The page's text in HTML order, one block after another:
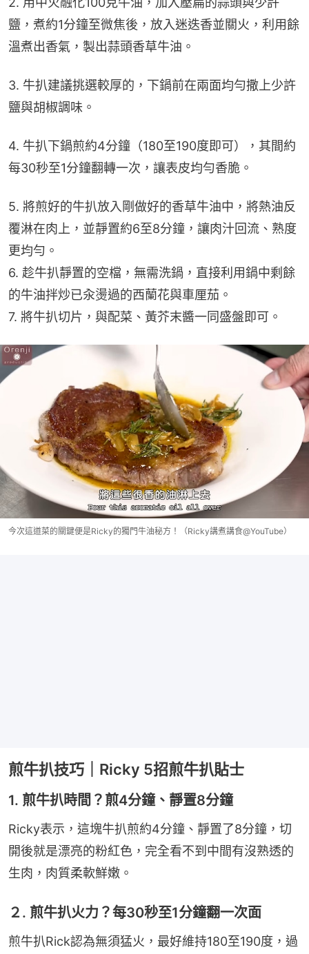
鹽，煮約1分鐘至微焦後，放入迷迭香並關火，利用餘
溫煮出香氣，製出蒜頭香草牛油。
3. 牛扒建議挑選較厚的，下鍋前在兩面均勻撒上少許
鹽與胡椒調味。
4. 牛扒下鍋煎約4分鐘（180至190度即可），其間約
每30秒至1分鐘翻轉一次，讓表皮均勻香脆。
5. 將煎好的牛扒放入剛做好的香草牛油中，將熱油反
覆淋在肉上，並靜置約6至8分鐘，讓肉汁回流、熟度
更均勻。
6. 趁牛扒靜置的空檔，無需洗鍋，直接利用鍋中剩餘
的牛油拌炒已汆燙過的西蘭花與車厘茄。
7. 將牛扒切片，與配菜、黃芥末醬一同盛盤即可。
今次這道菜的關鍵便是Ricky的獨門牛油秘方！（Ricky講煮講食@YouTube）
煎牛扒技巧｜Ricky 5招煎牛扒貼士
1. 煎牛扒時間？煎4分鐘、靜置8分鐘
Ricky表示，這塊牛扒煎約4分鐘、靜置了8分鐘，切
開後就是漂亮的粉紅色，完全看不到中間有沒熟透的
生肉，肉質柔軟鮮嫩。
２. 煎牛扒火力？每30秒至1分鐘翻一次面
煎牛扒Rick認為無須猛火，最好維持180至190度，過